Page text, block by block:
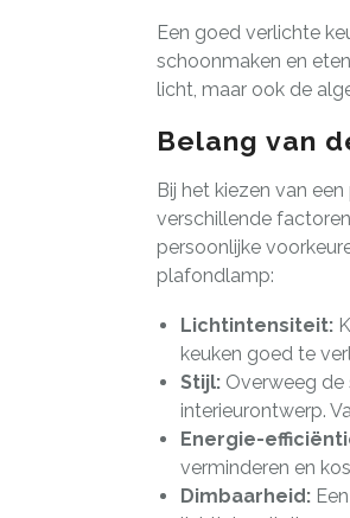
Een goed verlichte
schoonmaken en
licht, maar ook de
Belang van
Bij het kiezen van
verschillende
persoonlijke
plafondlamp:
Lichtintensiteit:
keuken goed te
Stijl: Overweeg de
interieurontwerp.
Energie-
verminderen en
Dimbaarheid: